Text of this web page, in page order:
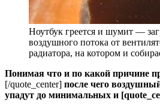
Ноутбук греется и шумит —
воздушного потока от
радиатора, на котором и
Понимая что и по какой причине
[/quote_center] после чего
упадут до минимальных и